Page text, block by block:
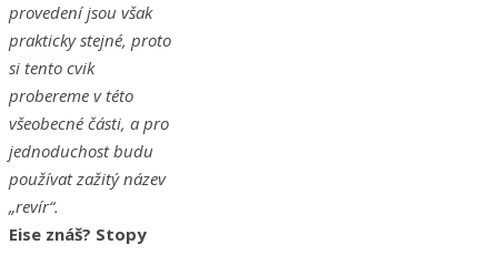
provedení jsou však
prakticky stejné, proto
si tento cvik
probereme v této
všeobecné části, a pro
jednoduchost budu
používat zažitý název
„revír“.
Eise znáš? Stopy